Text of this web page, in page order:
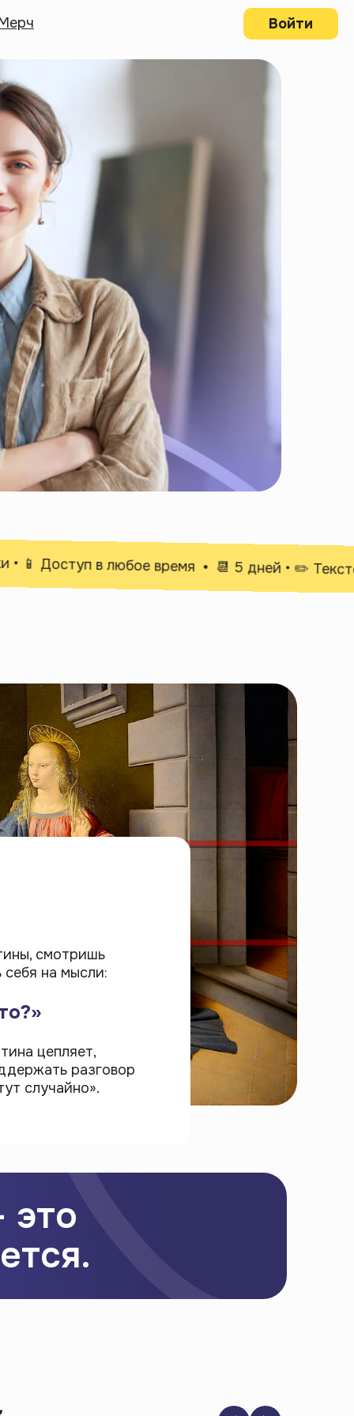
Войти
Доступ в любое время 📆 5 дней • ✏️
смотришь
на мысли:
цепляет,
разговор
случайно».
это